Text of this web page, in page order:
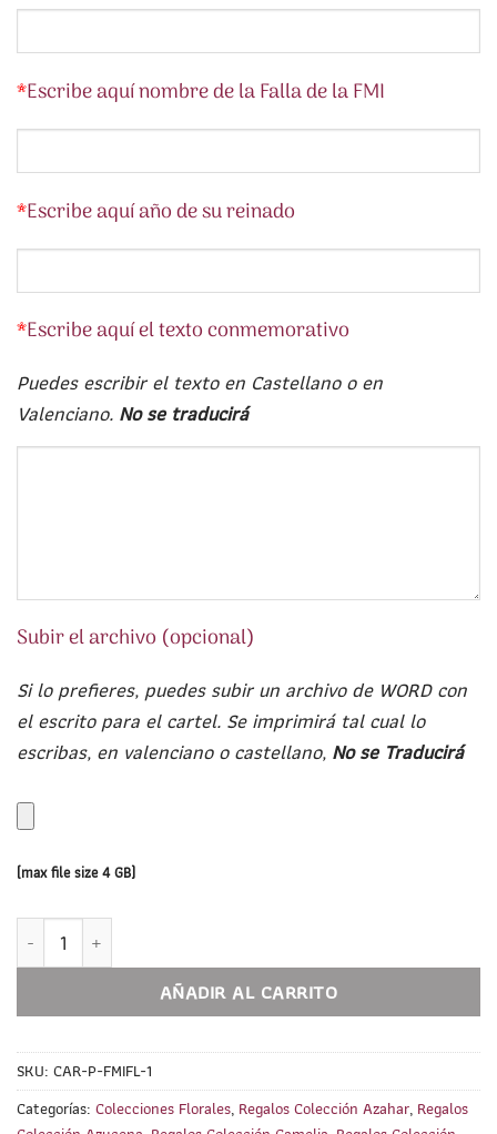
*Escribe aquí nombre de la Falla de la FMI
*Escribe aquí año de su reinado
*Escribe aquí el texto conmemorativo
Puedes escribir el texto en Castellano o en
Valenciano. No se traducirá
Subir el archivo (opcional)
Si lo prefieres, puedes subir un archivo de WORD con
el escrito para el cartel. Se imprimirá tal cual lo
escribas, en valenciano o castellano, No se Traducirá
(max file size 4 GB)
Cartel conmemorativo Fallera Mayor Infantil
AÑADIR AL CARRITO
SKU: CAR-P-FMIFL-1
Categorías: Colecciones Florales, Regalos Colección Azahar, Regalos